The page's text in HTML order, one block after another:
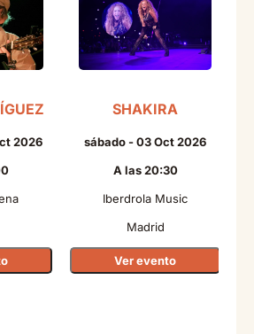
2026
SHAKIRA
sábado - 03 Oct 2026
A las 20:30
Iberdrola Music
Madrid
Ver evento